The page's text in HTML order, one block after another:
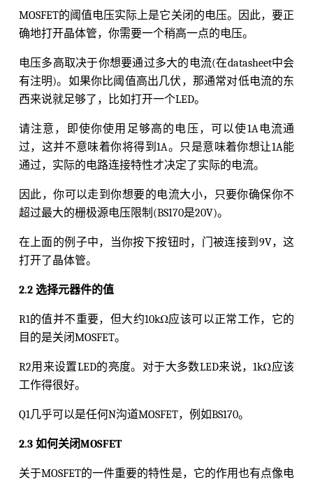
MOSFET的阈值电压实际上是它关闭的电压。因此，要正
确地打开晶体管，你需要一个稍高一点的电压。
电压多高取决于你想要通过多大的电流(在datasheet中会
有注明)。如果你比阈值高出几伏，那通常对低电流的东
西来说就足够了，比如打开一个LED。
请注意，即使你使用足够高的电压，可以使1A电流通
过，这并不意味着你将得到1A。只是意味着你想让1A能
通过，实际的电路连接特性才决定了实际的电流。
因此，你可以走到你想要的电流大小，只要你确保你不
超过最大的栅极源电压限制(BS170是20V)。
在上面的例子中，当你按下按钮时，门被连接到9V，这
打开了晶体管。
2.2 选择元器件的值
R1的值并不重要，但大约10kΩ应该可以正常工作，它的
目的是关闭MOSFET。
R2用来设置LED的亮度。对于大多数LED来说，1kΩ应该
工作得很好。
Q1几乎可以是任何N沟道MOSFET，例如BS170。
2.3 如何关闭MOSFET
关于MOSFET的一件重要的特性是，它的作用也有点像电